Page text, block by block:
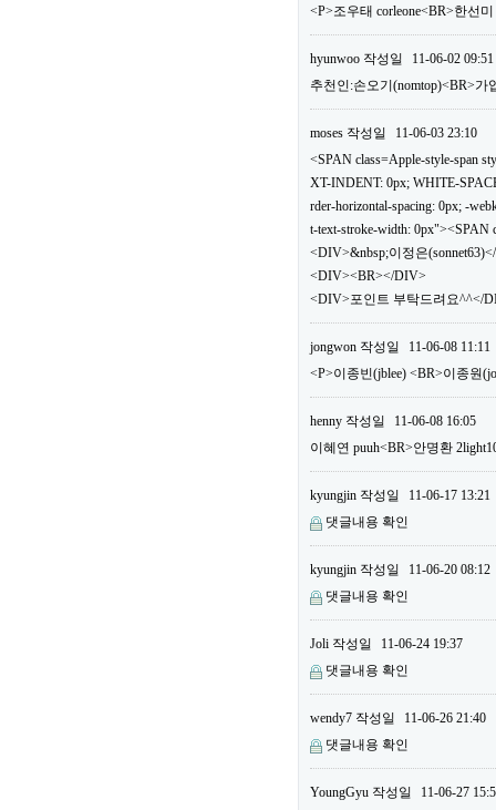
<P>조우태 corleone<BR>한선
hyunwoo 작성일
11-06-02 09:51
추천인:손오기(nomtop)<BR>
moses 작성일
11-06-03 23:10
<SPAN class=Apple-style-span
XT-INDENT: 0px; WHITE-
rder-horizontal-spacing: 0px; -
t-text-stroke-width: 0px"><SPAN
<DIV>&nbsp;이정은
<DIV><BR></DIV>
<DIV>포인트 부탁드려요^^</
jongwon 작성일
11-06-08 11:11
<P>이종빈(jblee) <BR>이종원
henny 작성일
11-06-08 16:05
이혜연 puuh<BR>안명환
kyungjin 작성일
11-06-17 13:21
댓글내용 확인
kyungjin 작성일
11-06-20 08:12
댓글내용 확인
Joli 작성일
11-06-24 19:37
댓글내용 확인
wendy7 작성일
11-06-26 21:40
댓글내용 확인
YoungGyu 작성일
11-06-27